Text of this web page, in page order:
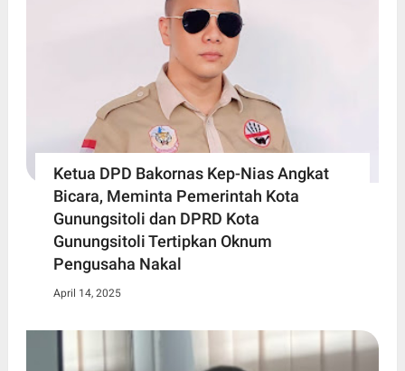
Ketua DPD Bakornas Kep-Nias Angkat
Bicara, Meminta Pemerintah Kota
Gunungsitoli dan DPRD Kota
Gunungsitoli Tertipkan Oknum
Pengusaha Nakal
April 14, 2025